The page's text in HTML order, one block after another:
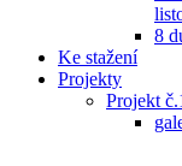
8
Ke stažení
Projekty
Projekt